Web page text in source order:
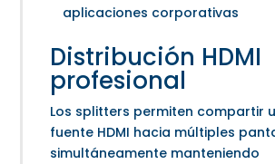
aplicaciones corporativas
Distribución HDMI
profesional
Los splitters permiten compartir
fuente HDMI hacia múltiples
simultáneamente manteniendo